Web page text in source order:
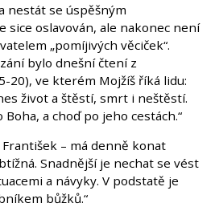
nestát se úspěšným
sice oslavován, ale nakonec není
„pomíjivých věciček“.
bylo dnešní čtení z
20), ve kterém Mojžíš říká lidu:
život a štěstí, smrt i neštěstí.
a choď po jeho cestách.“
– má denně konat
Snadnější je nechat se vést
a návyky. V podstatě je
bůžků.“